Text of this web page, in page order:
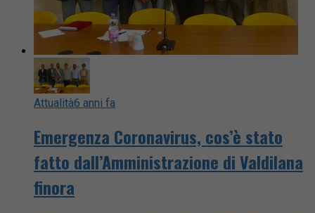
Attualità6 anni fa
Emergenza Coronavirus, cos’è stato
fatto dall’Amministrazione di Valdilana
finora